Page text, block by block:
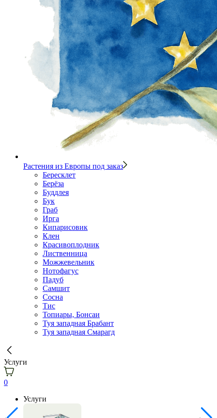
Растения из Европы под заказ
Бересклет
Берёза
Буддлея
Бук
Граб
Ирга
Кипарисовик
Клен
Красивоплодник
Лиственница
Можжевельник
Нотофагус
Падуб
Самшит
Сосна
Тис
Топиары, Бонсаи
Туя западная Брабант
Туя западная Смарагд
Услуги
0
Услуги